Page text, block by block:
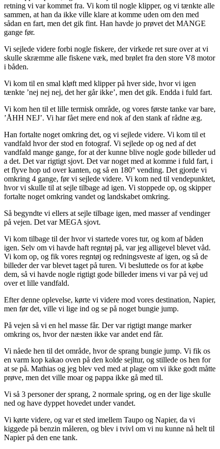
retning vi var kommet fra. Vi kom til nogle klipper, og vi tænkte alle
sammen, at han da ikke ville klare at komme uden om den med
sådan en fart, men det gik fint. Han havde jo prøvet det MANGE
gange før.
Vi sejlede videre forbi nogle fiskere, der virkede ret sure over at vi
skulle skræmme alle fiskene væk, med brølet fra den store V8 motor
i båden.
Vi kom til en smal kløft med klipper på hver side, hvor vi igen
tænkte ’nej nej nej, det her går ikke’, men det gik. Endda i fuld fart.
Vi kom hen til et lille termisk område, og vores første tanke var bare,
’ÅHH NEJ’. Vi har fået mere end nok af den stank af rådne æg.
Han fortalte noget omkring det, og vi sejlede videre. Vi kom til et
vandfald hvor der stod en fotograf. Vi sejlede op og ned af det
vandfald mange gange, for at der kunne blive nogle gode billeder ud
a det. Det var rigtigt sjovt. Det var noget med at komme i fuld fart, i
et flyve hop ud over kanten, og så en 180° vending. Det gjorde vi
omkring 4 gange, før vi sejlede videre. Vi kom ned til vendepunktet,
hvor vi skulle til at sejle tilbage ad igen. Vi stoppede op, og skipper
fortalte noget omkring vandet og landskabet omkring.
Så begyndte vi ellers at sejle tilbage igen, med masser af vendinger
på vejen. Det var MEGA sjovt.
Vi kom tilbage til der hvor vi startede vores tur, og kom af båden
igen. Selv om vi havde haft regntøj på, var jeg alligevel blevet våd.
Vi kom op, og fik vores regntøj og redningsveste af igen, og så de
billeder der var blevet taget på turen. Vi besluttede os for at købe
dem, så vi havde nogle rigtigt gode billeder imens vi var på vej ud
over et lille vandfald.
Efter denne oplevelse, kørte vi videre mod vores destination, Napier,
men før det, ville vi lige ind og se på noget bungie jump.
På vejen så vi en hel masse får. Der var rigtigt mange marker
omkring os, hvor der næsten ikke var andet end får.
Vi nåede hen til det område, hvor de sprang bungie jump. Vi fik os
en varm kop kakao oven på den kolde sejltur, og stillede os hen for
at se på. Mathias og jeg blev ved med at plage om vi ikke godt måtte
prøve, men det ville moar og pappa ikke gå med til.
Vi så 3 personer der sprang, 2 normale spring, og en der lige skulle
ned og have dyppet hovedet under vandet.
Vi kørte videre, og var et sted imellem Taupo og Napier, da vi
kiggede på benzin måleren, og blev i tvivl om vi nu kunne nå helt til
Napier på den ene tank.